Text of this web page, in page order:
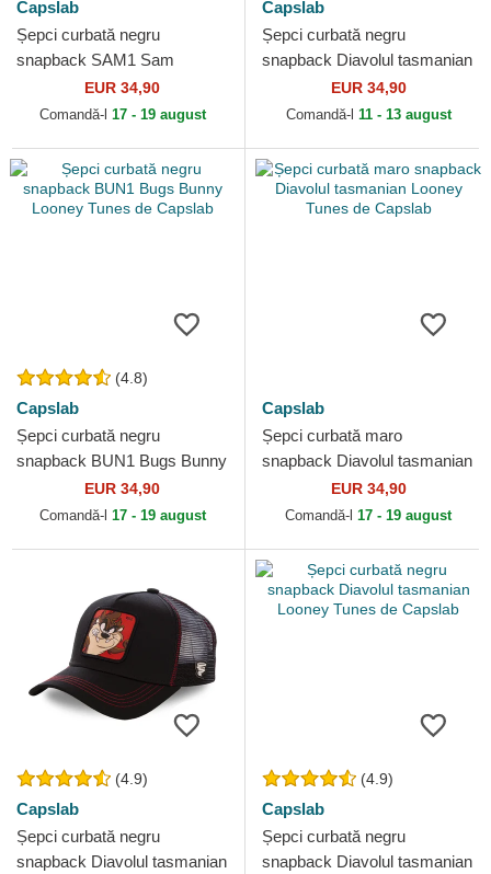
Capslab
Șepci curbată negru
snapback SAM1 Sam
Mustăcios Looney Tunes de
Capslab
EUR 34,90
Comandă-l 17 - 19 august
Capslab
Șepci curbată negru
snapback Diavolul tasmanian
Looney Tunes de Capslab
EUR 34,90
Comandă-l 11 - 13 august
(4.8)
Capslab
Șepci curbată negru
snapback BUN1 Bugs Bunny
Looney Tunes de Capslab
EUR 34,90
Comandă-l 17 - 19 august
Capslab
Șepci curbată maro
snapback Diavolul tasmanian
Looney Tunes de Capslab
EUR 34,90
Comandă-l 17 - 19 august
(4.9)
Capslab
Șepci curbată negru
snapback Diavolul tasmanian
(4.9)
Capslab
Șepci curbată negru
snapback Diavolul tasmanian